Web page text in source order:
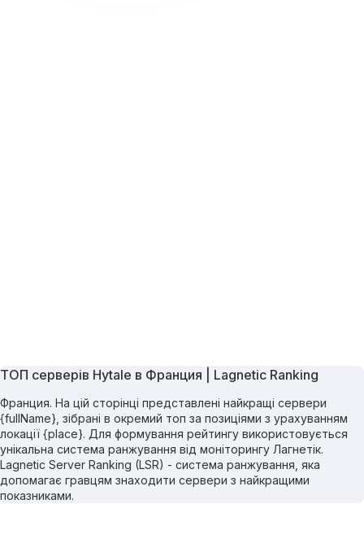
ТОП серверів Hytale в Франция | Lagnetic Ranking
Франция. На цій сторінці представлені найкращі сервери
{fullName}, зібрані в окремий топ за позиціями з урахуванням
локації {place}. Для формування рейтингу використовується
унікальна система ранжування від моніторингу Лагнетік.
Lagnetic Server Ranking (LSR) - система ранжування, яка
допомагає гравцям знаходити сервери з найкращими
показниками.